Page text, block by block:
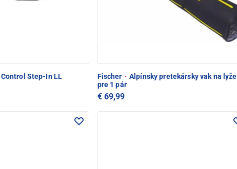
Step-In LL Fischer · Alpínsky pretekársky vak na lyže
pre 1 pár
€ 69,99